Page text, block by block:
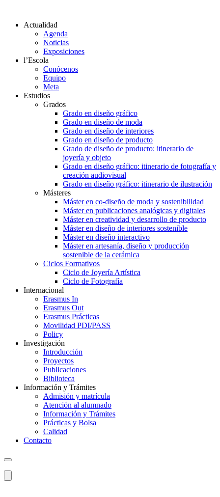
Actualidad
Agenda
Noticias
Exposiciones
l’Escola
Conócenos
Equipo
Meta
Estudios
Grados
Grado en diseño gráfico
Grado en diseño de moda
Grado en diseño de interiores
Grado en diseño de producto
Grado de diseño de producto: itinerario de
joyería y objeto
Grado en diseño gráfico: itinerario de fotografía y
creación audiovisual
Grado en diseño gráfico: itinerario de ilustración
Másteres
Máster en co-diseño de moda y sostenibilidad
Máster en publicaciones analógicas y digitales
Máster en creatividad y desarrollo de producto
Máster en diseño de interiores sostenible
Máster en diseño interactivo
Máster en artesanía, diseño y producción
sostenible de la cerámica
Ciclos Formativos
Ciclo de Joyería Artística
Ciclo de Fotografía
Internacional
Erasmus In
Erasmus Out
Erasmus Prácticas
Movilidad PDI/PASS
Policy
Investigación
Introducción
Proyectos
Publicaciones
Biblioteca
Información y Trámites
Admisión y matrícula
Atención al alumnado
Información y Trámites
Prácticas y Bolsa
Calidad
Contacto